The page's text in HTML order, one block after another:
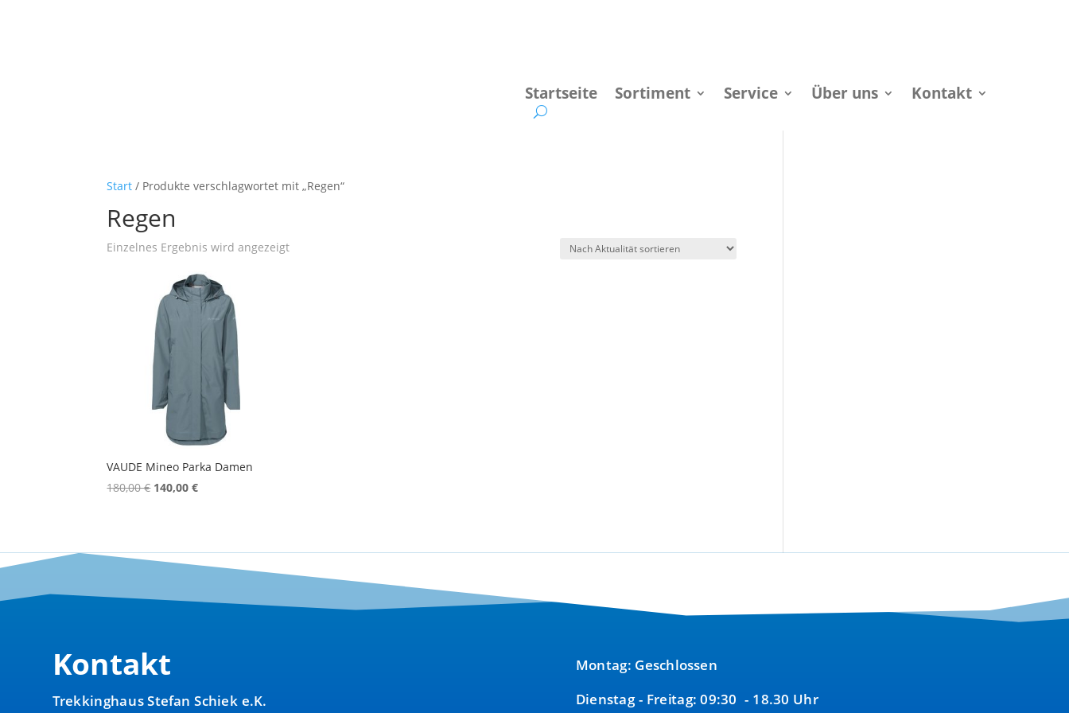
Startseite Sortiment Service Über uns Kontakt
Start / Produkte verschlagwortet mit „Regen“
Regen
Einzelnes Ergebnis wird angezeigt
VAUDE Mineo Parka Damen
180,00€ Ursprünglicher
140,00€Aktueller
Kontakt
Trekkinghaus Stefan Schiek e.K.
Montag: Geschlossen
Dienstag - Freitag: 09:30 - 18.30 Uhr